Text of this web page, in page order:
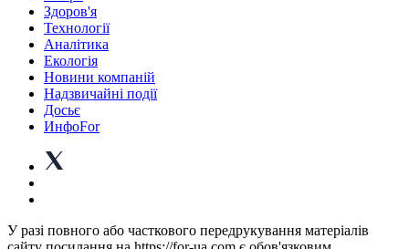
Здоров'я
Технології
Аналітика
Екологія
Новини компаній
Надзвичайні події
Досьє
ИнфоFor
У разі повного або часткового передрукування матеріалів